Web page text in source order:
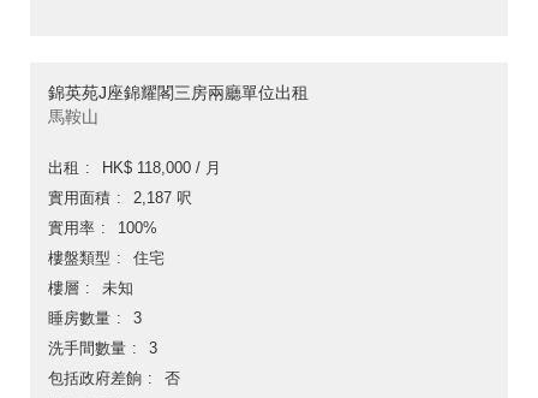
錦英苑J座錦耀閣三房兩廳單位出租
馬鞍山
出租
HK$ 118,000 / 月
實用面積
2,187 呎
實用率
100%
樓盤類型
住宅
樓層
未知
睡房數量
3
洗手間數量
3
包括政府差餉
否